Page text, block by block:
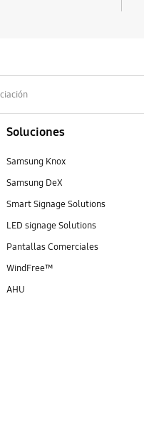
Soluciones
Samsung Knox
Samsung DeX
Smart Signage Solutions
LED signage Solutions
Pantallas Comerciales
WindFree™
AHU